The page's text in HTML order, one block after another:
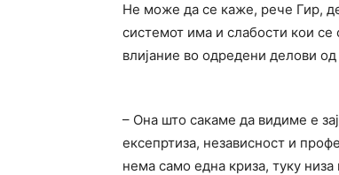
Не може да се каже, рече Гир,
системот има и слабости кои
влијание во одредени делови
– Она што сакаме да видиме е
ексепртиза, независност и
нема само една криза, туку